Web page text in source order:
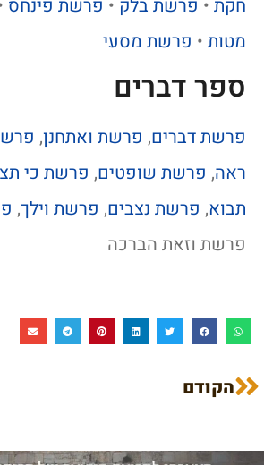
חקת • פרשת בלק • פרשת פינחס
מטות • פרשת מסעי
ספר דברים
פרשת דברים, פרשת ואתחנן,
ראה, פרשת שופטים, פרשת כי
תבוא, פרשת נצבים, פרשת וילך,
פרשת וזאת הברכה
הקודם